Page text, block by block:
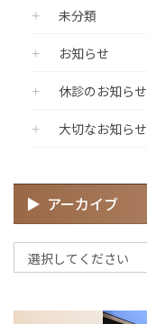
未分類
お知らせ
休診のお知らせ
大切なお知らせ
アーカイブ